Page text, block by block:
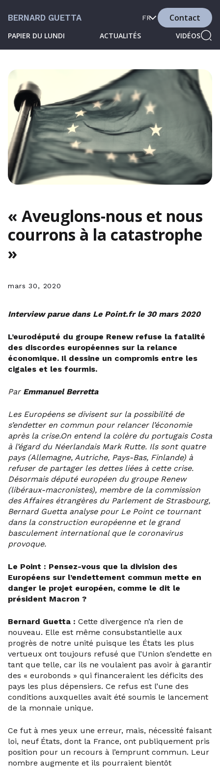
BERNARD GUETTA
PAPIER DU LUNDI ACTUALITÉS VIDÉOS
FR Contact
« Aveuglons-nous et nous
courrons à la catastrophe
»
mars 30, 2020
Interview parue dans Le Point.fr le 30 mars 2020
L’eurodéputé du groupe Renew refuse la fatalité
des discordes européennes sur la relance
économique. Il dessine un compromis entre les
cigales et les fourmis.
Par Emmanuel Berretta
Les Européens se divisent sur la possibilité de
s’endetter en commun pour relancer l’économie
après la crise.On entend la colère du portugais Costa
à l’égard du Néerlandais Mark Rutte. Ils sont quatre
pays (Allemagne, Autriche, Pays-Bas, Finlande) à
refuser de partager les dettes liées à cette crise.
Désormais député européen du groupe Renew
(libéraux-macronistes), membre de la commission
des Affaires étrangères du Parlement de Strasbourg,
Bernard Guetta analyse pour Le Point ce tournant
dans la construction européenne et le grand
basculement international que le coronavirus
provoque.
Le Point : Pensez-vous que la division des
Européens sur l’endettement commun mette en
danger le projet européen, comme le dit le
président Macron ?
Bernard Guetta : Cette divergence n’a rien de
nouveau. Elle est même consubstantielle aux
progrès de notre unité puisque les États les plus
vertueux ont toujours refusé que l’Union s’endette en
tant que telle, car ils ne voulaient pas avoir à garantir
des « eurobonds » qui financeraient les déficits des
pays les plus dépensiers. Ce refus est l’une des
conditions auxquelles avait été soumis le lancement
de la monnaie unique.
Ce fut à mes yeux une erreur, mais, nécessité faisant
loi, neuf États, dont la France, ont publiquement pris
position pour un recours à l’emprunt commun. Leur
nombre augmente et ils pourraient bientôt